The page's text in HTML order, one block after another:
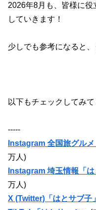
2026年8月も、皆様に
していきます！
少しでも参考になると、
以下もチェックしてみ
-----
Instagram 全国旅グルメ
万人)
Instagram 埼玉情報「は
万人)
X (Twitter)「はとサブ子」